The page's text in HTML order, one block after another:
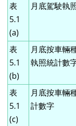
表
5.1
(a)
月底駕駛執
表
5.1
(b)
月底按車輛
執照統計數
表
5.1
(c)
月底按車輛
計數字